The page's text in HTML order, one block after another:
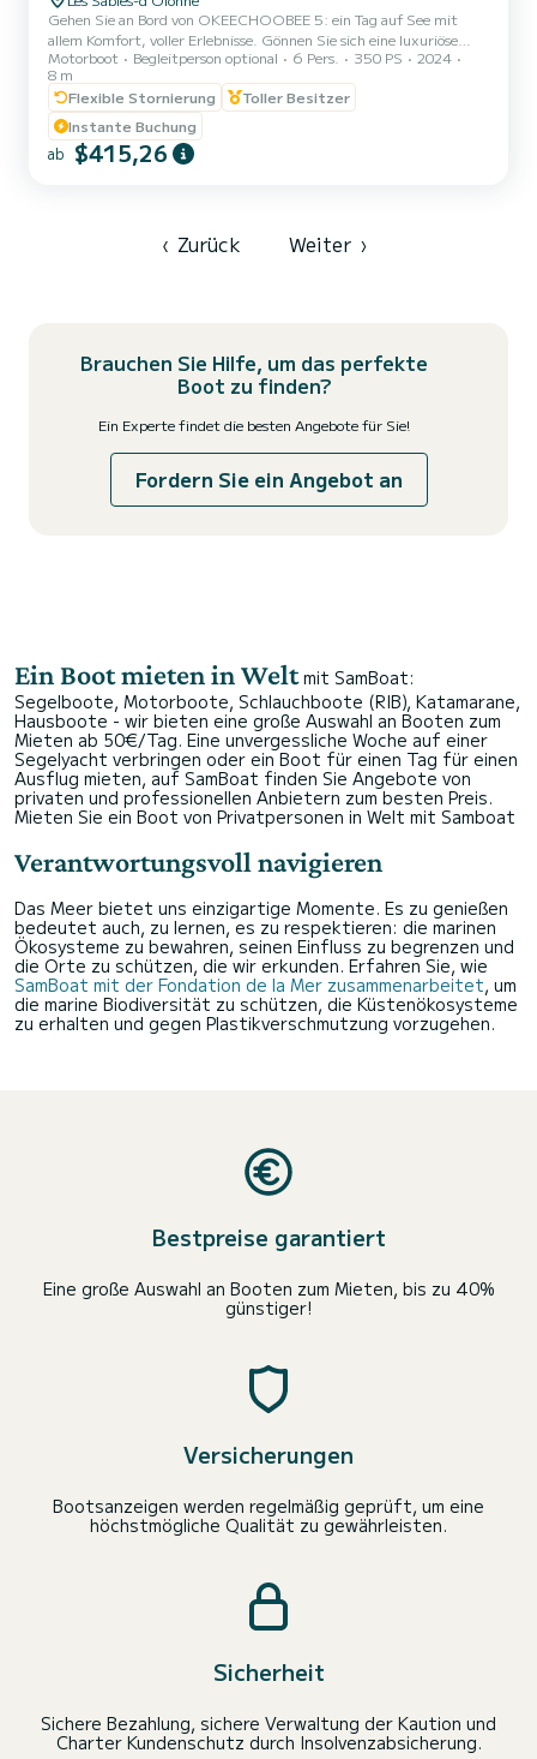
Gehen Sie an Bord von OKEECHOOBEE 5: ein Tag auf See mit
allem Komfort, voller Erlebnisse. Gönnen Sie sich eine luxuriöse
Auszeit vom Alltag mit OKEECHOOBEE 5, einem Boot der
Spitzenklasse, das Kraft und Eleganz vereint. Der 350 PS starke
Mercury Verado-Motor bringt Sie schnell und komfortabel zu
Ihrem Lieblingsankerplatz. Dort angekommen, ist das Ankern dank
der elektrischen Ankerwinde ganz einfach. Unter dem schattigen
Hardtop können Sie es sich auf der Bank oder den Sitzen gemütlich
Motorboot Begleitperson optional 6 Pers. 350 PS
2024
8 m
Flexible Stornierung
Toller Besitzer
Instante Buchung
ab $415,26
‹ Zurück Weiter ›
Brauchen Sie Hilfe, um das perfekte
Boot zu finden?
Ein Experte findet die besten Angebote für Sie!
Fordern Sie ein Angebot an
Ein Boot mieten in Welt mit SamBoat:
Segelboote, Motorboote, Schlauchboote (RIB), Katamarane,
Hausboote - wir bieten eine große Auswahl an Booten zum
Mieten ab 50€/Tag. Eine unvergessliche Woche auf einer
Segelyacht verbringen oder ein Boot für einen Tag für einen
Ausflug mieten, auf SamBoat finden Sie Angebote von
privaten und professionellen Anbietern zum besten Preis.
Mieten Sie ein Boot von Privatpersonen in Welt mit Samboat
Verantwortungsvoll navigieren
Das Meer bietet uns einzigartige Momente. Es zu genießen
bedeutet auch, zu lernen, es zu respektieren: die marinen
Ökosysteme zu bewahren, seinen Einfluss zu begrenzen und
die Orte zu schützen, die wir erkunden. Erfahren Sie, wie
SamBoat mit der Fondation de la Mer zusammenarbeitet, um
die marine Biodiversität zu schützen, die Küstenökosysteme
zu erhalten und gegen Plastikverschmutzung vorzugehen.
Bestpreise garantiert
Eine große Auswahl an Booten zum Mieten, bis zu 40%
günstiger!
Versicherungen
Bootsanzeigen werden regelmäßig geprüft, um eine
höchstmögliche Qualität zu gewährleisten.
Sicherheit
Sichere Bezahlung, sichere Verwaltung der Kaution und
Charter Kundenschutz durch Insolvenzabsicherung.